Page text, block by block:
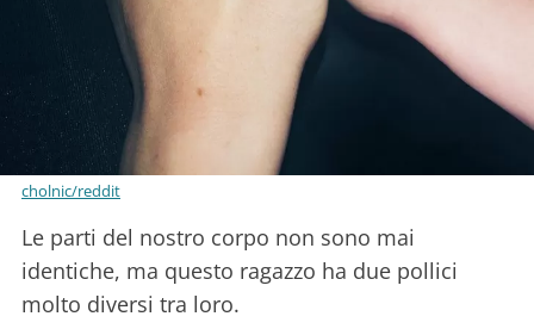
cholnic/reddit
Le parti del nostro corpo non sono mai
identiche, ma questo ragazzo ha due pollici
molto diversi tra loro.